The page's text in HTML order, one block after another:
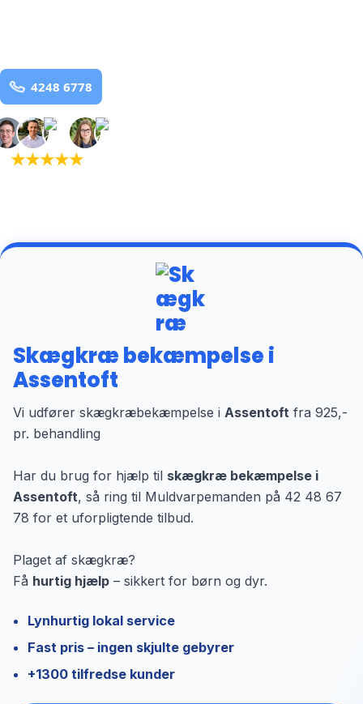
★★★★★(5,0)
Skægkræ bekæmpelse i
Assentoft
Vi udfører skægkræbekæmpelse i Assentoft fra 925,-
pr. behandling
Har du brug for hjælp til skægkræ bekæmpelse i
Assentoft, så ring til Muldvarpemanden på 42 48 67
78 for et uforpligtende tilbud.
Plaget af skægkræ?
Få hurtig hjælp – sikkert for børn og dyr.
Lynhurtig lokal service
Fast pris – ingen skjulte gebyrer
+1300 tilfredse kunder